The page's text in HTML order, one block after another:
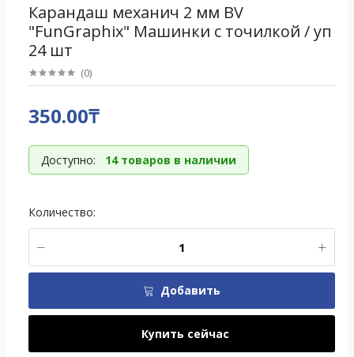
Карандаш механич 2 мм BV
"FunGraphix" Машинки с точилкой / уп
24 шт
(0)
350.00₸
Доступно: 14 товаров в наличии
Количество:
Добавить
Купить сейчас